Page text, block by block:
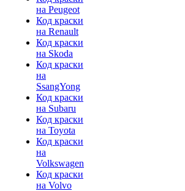
на Peugeot
Код краски
на Renault
Код краски
на Skoda
Код краски
на
SsangYong
Код краски
на Subaru
Код краски
на Toyota
Код краски
на
Volkswagen
Код краски
на Volvo